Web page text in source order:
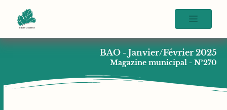
BAO - Janvier/Février 2025
Magazine municipal - N°270